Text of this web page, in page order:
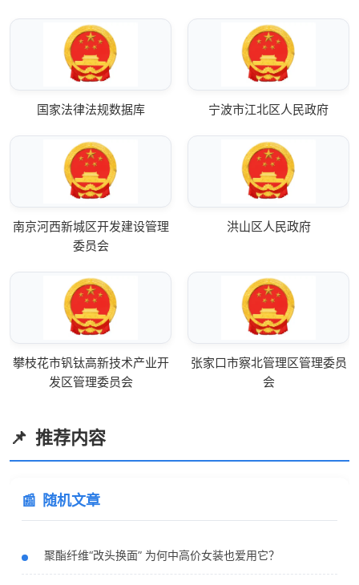
国家法律法规数据库 宁波市江北区人民政府
南京河西新城区开发建设管理
委员会
洪山区人民政府
攀枝花市钒钛高新技术产业开
发区管理委员会
张家口市察北管理区管理委员
会
推荐内容
随机文章
聚酯纤维“改头换面” 为何中高价女装也爱用它？